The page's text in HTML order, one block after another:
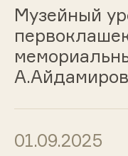
Музейный
01.09.2025